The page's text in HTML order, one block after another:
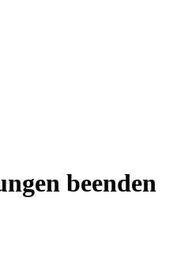
beenden